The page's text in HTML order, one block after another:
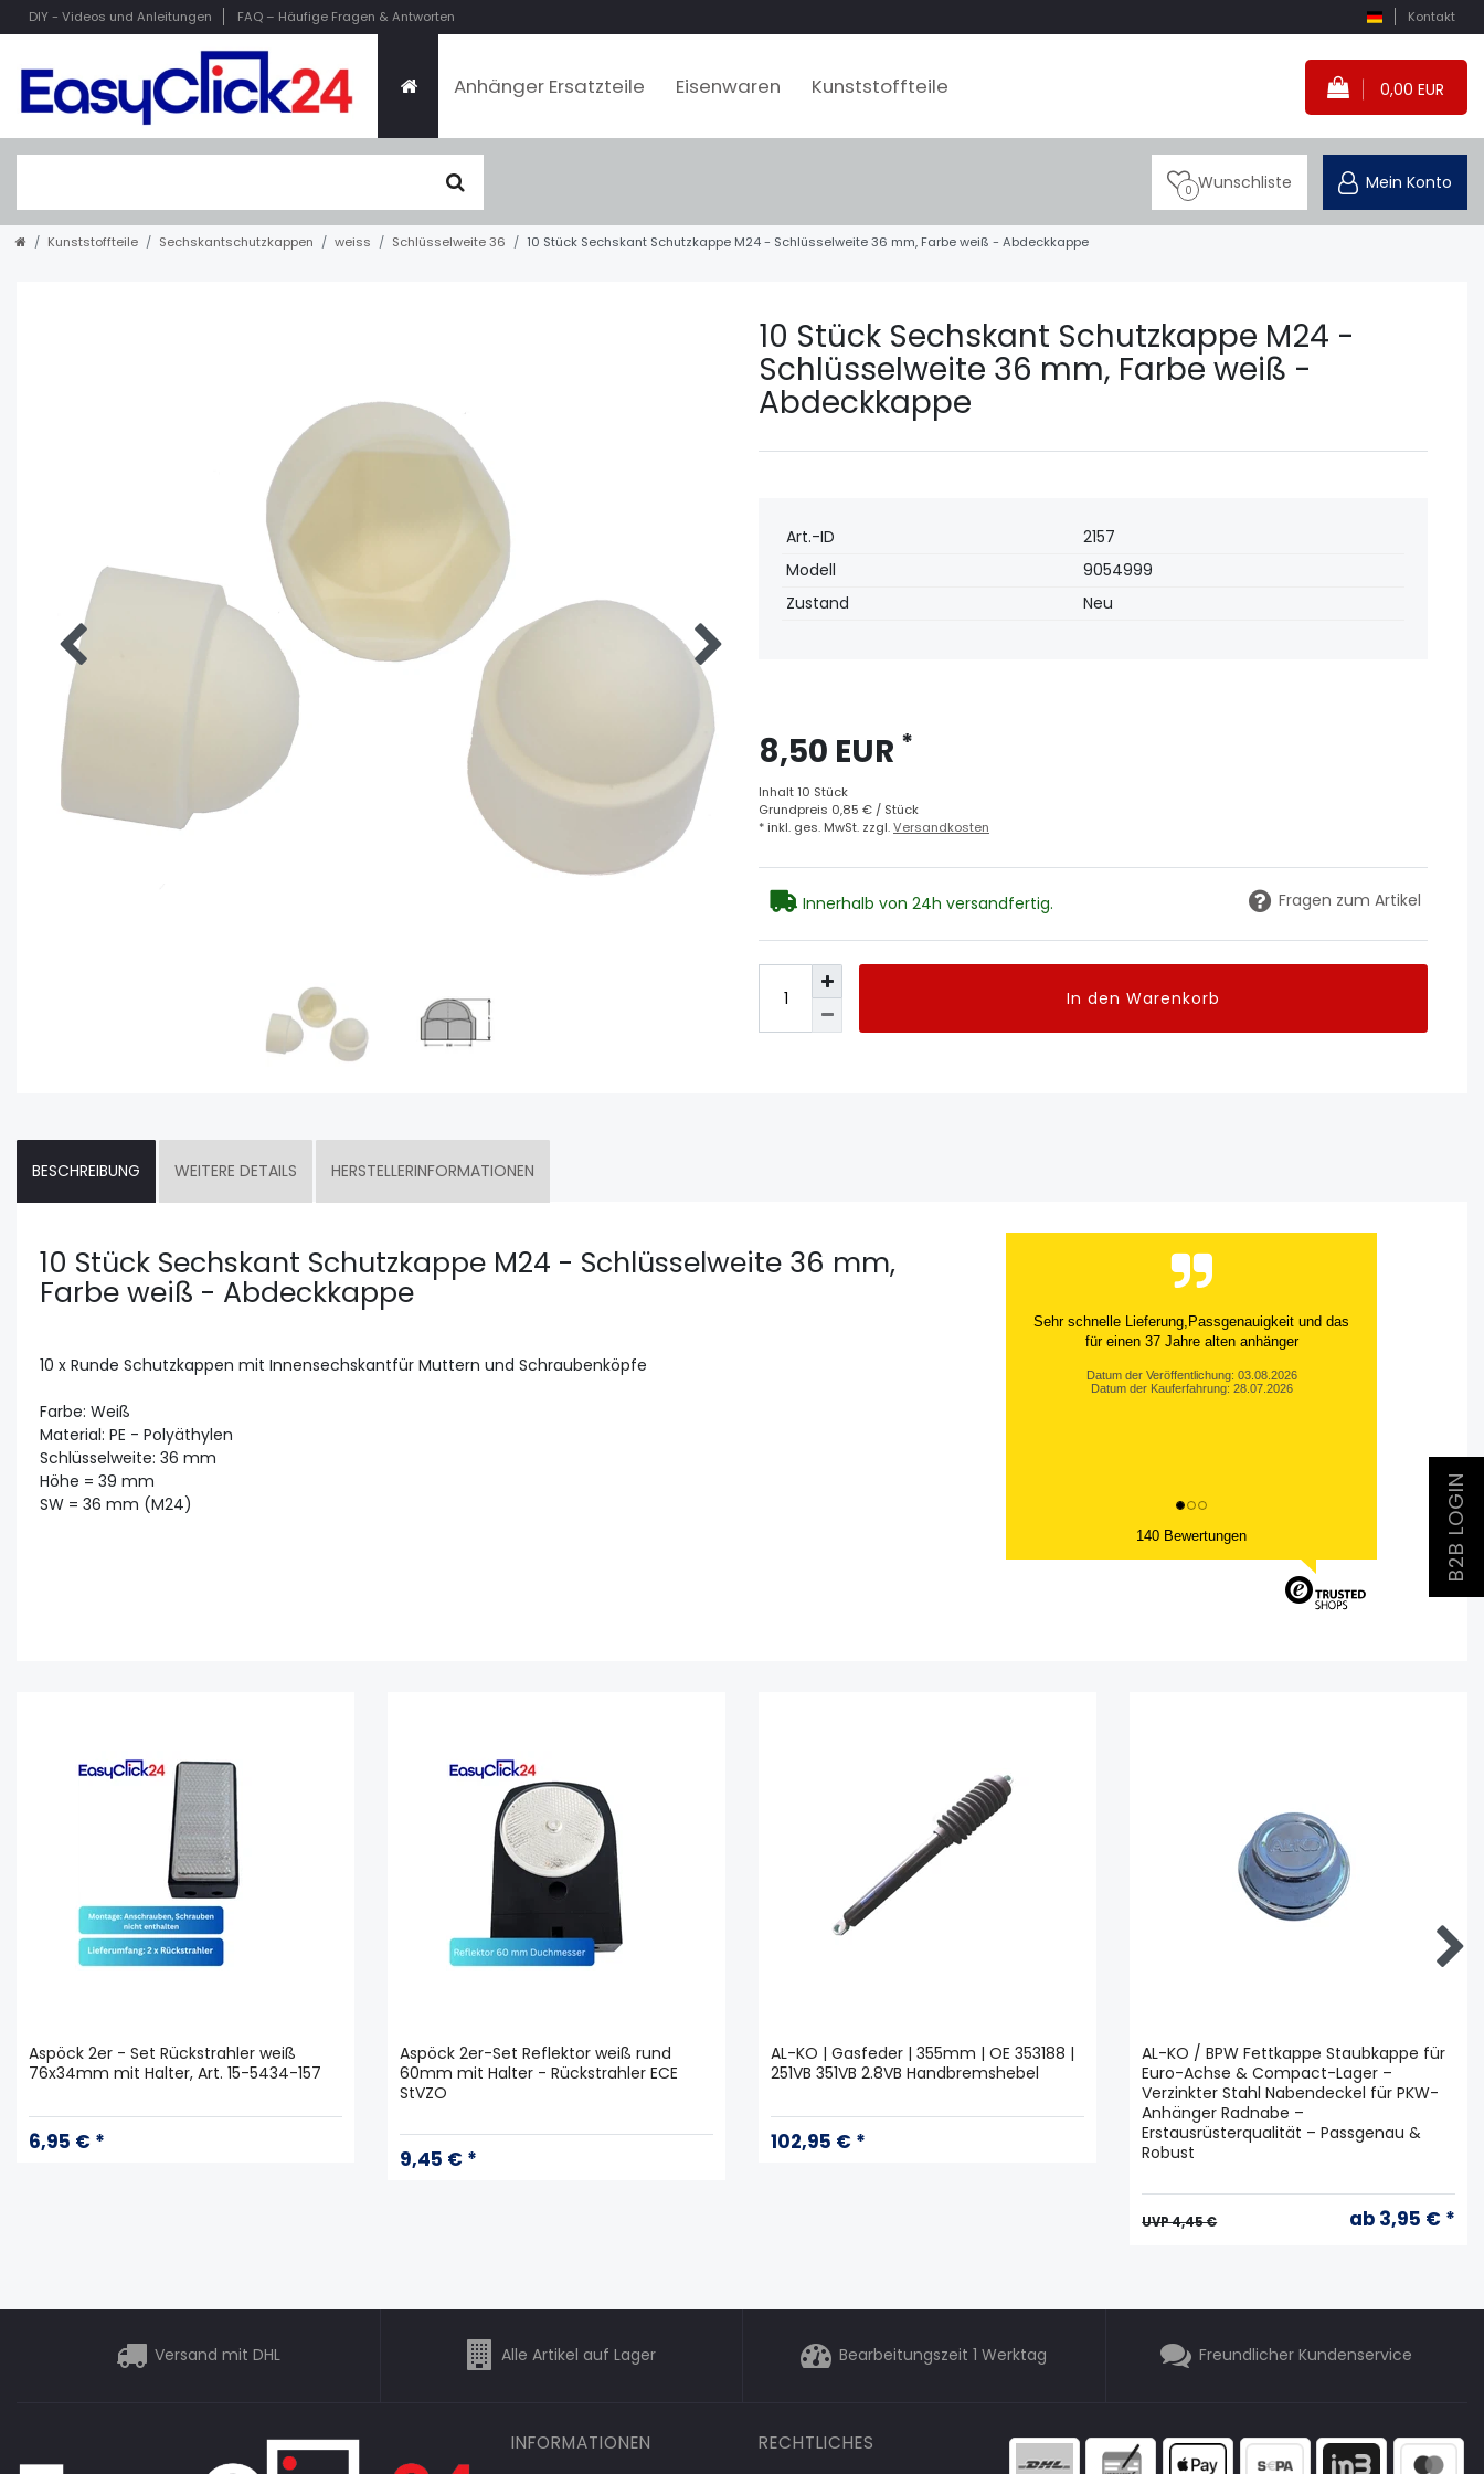
DIY- Videos und Anleitungen FAQ– Häufige Fragen & Antworten Kontakt
Anhänger Ersatzteile Eisenwaren Kunststoffteile 0,00 EUR
0 Wunschliste Mein Konto
Kunststoffteile Sechskantschutzkappen weiss Schlüsselweite 36 10 Stück Sechskant Schutzkappe M24 - Schlüsselweite 36 mm, Farbe weiß - Abdeckkappe
10 Stück Sechskant Schutzkappe M24 -
Schlüsselweite 36 mm, Farbe weiß -
Abdeckkappe
Technisches
Merkmal
Wert
Art.-ID
2157
Modell
9054999
Zustand
Neu
8,50 EUR *
Inhalt10 Stück
Grundpreis 0,85 € / Stück
* inkl. ges. MwSt. zzgl.Versandkosten
Innerhalb von 24h versandfertig. Fragen zum Artikel
In den Warenkorb
BESCHREIBUNG WEITERE DETAILS HERSTELLERINFORMATIONEN
10 Stück Sechskant Schutzkappe M24 - Schlüsselweite 36 mm,
Farbe weiß - Abdeckkappe
10 x Runde Schutzkappen mit Innensechskantfür Muttern und Schraubenköpfe
Farbe: Weiß
Material: PE - Polyäthylen
Schlüsselweite: 36 mm
Höhe = 39 mm
SW = 36 mm (M24)
Sehr schnelle Lieferung,Passgenauigkeit und das
für einen 37 Jahre alten anhänger
Datum der Veröffentlichung: 03.08.2026
Datum der Kauferfahrung: 28.07.2026
140 Bewertungen
Aspöck 2er - Set Rückstrahler weiß
76x34mm mit Halter, Art. 15-5434-157
6,95 € *
Aspöck 2er-Set Reflektor weiß rund
60mm mit Halter - Rückstrahler ECE
StVZO
9,45 € *
AL-KO | Gasfeder | 355mm | OE 353188 |
251VB 351VB 2.8VB Handbremshebel
102,95 € *
AL-KO / BPW Fettkappe Staubkappe für
Euro-Achse & Compact-Lager –
Verzinkter Stahl Nabendeckel für PKW-
Anhänger Radnabe –
Erstausrüsterqualität – Passgenau &
Robust
UVP 4,45 € ab 3,95 € *
Versand mit DHL Alle Artikel auf Lager Bearbeitungszeit 1 Werktag Freundlicher Kundenservice
INFORMATIONEN RECHTLICHES
B2B LOGIN